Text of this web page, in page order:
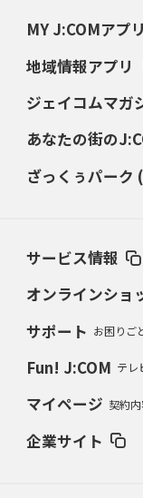
MY J:COMアプリ
地域情報アプリ
ジェイコムマガ
あなたの街の
ざっくぅパーク
サービス情報
オンラインショ
サポート お困りご
Fun! J:COM テレ
マイページ 契約
企業サイト